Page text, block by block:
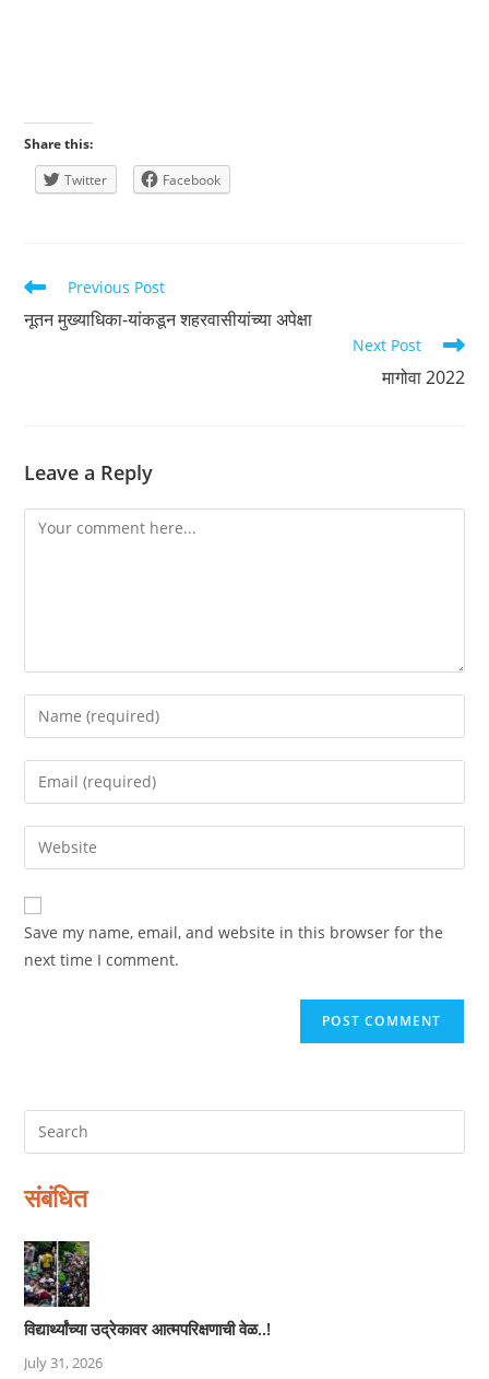
Share this:
Twitter
Facebook
Read
articles
Previous Post
नूतन मुख्याधिका-­यांकडून शहरवासीयांच्या अपेक्षा
Next Post
मागोवा 2022
Leave a Reply
Comment
Enter
your
name
comment
Enter
your
email
address
comment
Enter
your
website
URL
(optional)
Save my name, email, and website in this browser for the
next time I comment.
संबंधित
विद्यार्थ्यांच्या उद्रेकावर आत्मपरिक्षणाची वेळ..!
July 31, 2026